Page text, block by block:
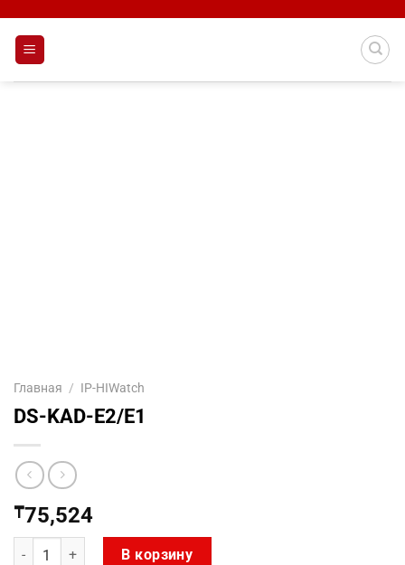
content
Главная / IP-HIWatch
DS-KAD-E2/E1
₸75,524
Количество товара DS-KAD-E2/E1
В корзину